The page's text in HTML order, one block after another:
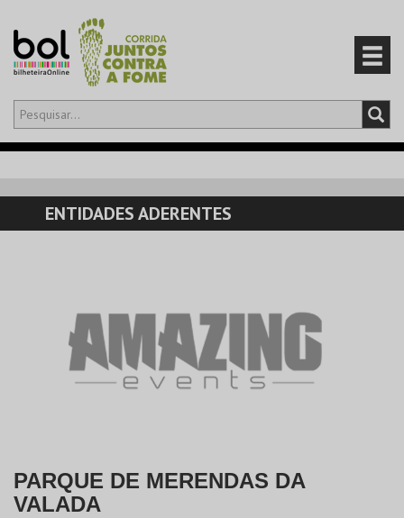
Olá,iniciar sessão
CARRINHO
EVENTOS
PRODUTOS
ENTIDADES ADERENTES
PARQUE DE MERENDAS DA
VALADA